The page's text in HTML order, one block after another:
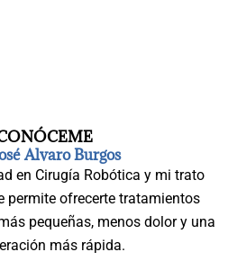
Alvaro Burgos
en Cirugía Robótica y mi trato
permite ofrecerte tratamientos
pequeñas, menos dolor y una
más rápida.